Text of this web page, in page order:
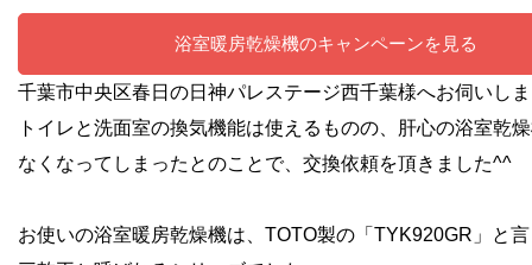
浴室暖房乾燥機のキャンペーンを見る
千葉市中央区春日の日神パレステージ西千葉様へお伺いし
トイレと洗面室の換気機能は使えるものの、肝心の浴室乾
なくなってしまったとのことで、交換依頼を頂きました^^
お使いの浴室暖房乾燥機は、TOTO製の「TYK920GR」と